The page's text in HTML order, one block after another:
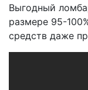
Выгодный
размере 95-
средств даже